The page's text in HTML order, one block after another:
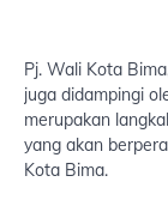
Pj. Wali Kota
juga didampingi
merupakan
yang akan
Kota Bima.